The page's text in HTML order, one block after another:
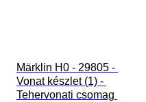
Märklin H0 - 29805 -
Vonat készlet (1) -
Tehervonati csomag